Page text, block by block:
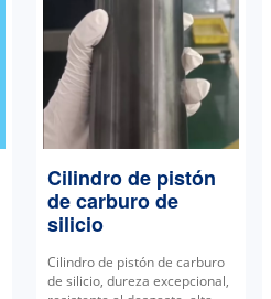
Cilindro de pistón
de carburo de
silicio
Cilindro de pistón de carburo
de silicio, dureza excepcional,